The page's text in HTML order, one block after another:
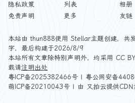
隐私政策
免责声明
列表
更多
相册
友链
本站由thun888使用 Stellar主题创建，共
字，最后构建于2026/8/9
本站所有文章除特别声明外，均采用 CC
载请注明出处
粤ICP备2025382466号 | 粤公网安备
萌ICP备20210043号 | 由 又拍云提供CDN